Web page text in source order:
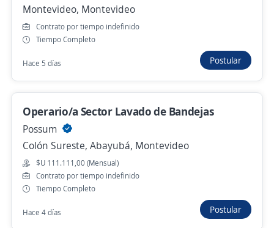
Hace 19 horas
Empleo destacado
ABD
Montevideo, Montevideo
Hace 21 horas
Operario autoelevador retráctil
ABD
Montevideo, Montevideo
Montevideo, Montevideo
Contrato por tiempo indefinido
Tiempo Completo
Hace 5 días Postular
Operario/a Sector Lavado de Bandejas
Possum
Colón Sureste, Abayubá, Montevideo
$U 111.111,00 (Mensual)
Contrato por tiempo indefinido
Tiempo Completo
Hace 4 días Postular